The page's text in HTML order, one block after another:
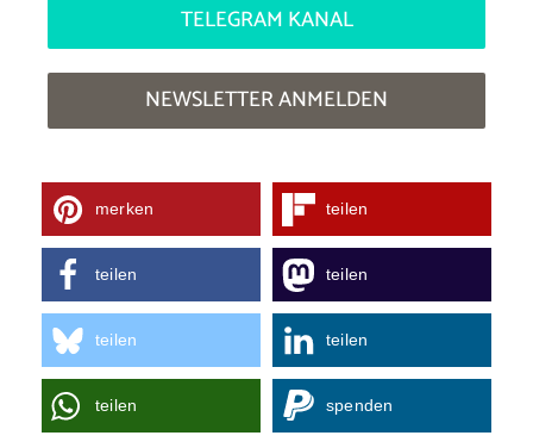
TELEGRAM KANAL
NEWSLETTER ANMELDEN
merken teilen
teilen teilen
teilen teilen
teilen spenden